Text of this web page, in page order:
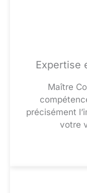
Expertise
Maître
précisément
votre